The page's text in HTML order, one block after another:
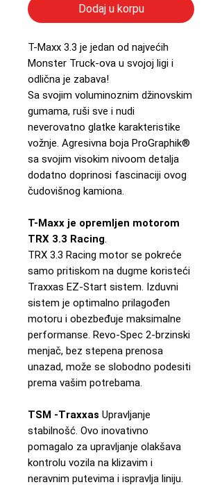
Dodaj u korpu
T-Maxx 3.3 je jedan od najvećih
Monster Truck-ova u svojoj ligi i
odlična je zabava!
Sa svojim voluminoznim džinovskim
gumama, ruši sve i nudi
neverovatno glatke karakteristike
vožnje. Agresivna boja ProGraphik®
sa svojim visokim nivoom detalja
dodatno doprinosi fascinaciji ovog
čudovišnog kamiona.
T-Maxx je opremljen motorom
TRX 3.3 Racing.
TRX 3.3 Racing motor se pokreće
samo pritiskom na dugme koristeći
Traxxas EZ-Start sistem. Izduvni
sistem je optimalno prilagođen
motoru i obezbeđuje maksimalne
performanse. Revo-Spec 2-brzinski
menjač, bez stepena prenosa
unazad, može se slobodno podesiti
prema vašim potrebama.
TSM -Traxxas Upravljanje
stabilnošć. Ovo inovativno
pomagalo za upravljanje olakšava
kontrolu vozila na klizavim i
neravnim putevima i ispravlja liniju.